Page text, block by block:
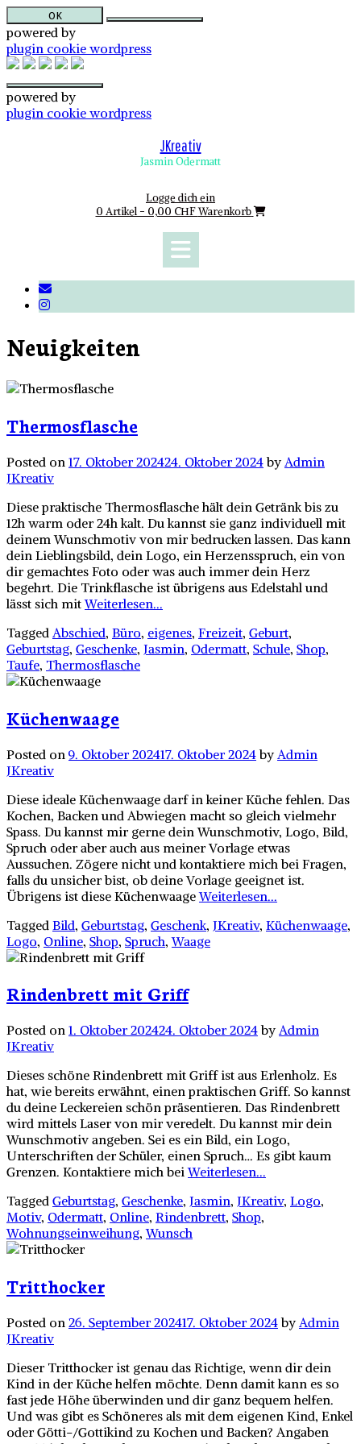
OK
powered by
plugin cookie wordpress
powered by
plugin cookie wordpress
JKreativ
Jasmin Odermatt
Logge dich ein
0 Artikel - 0,00 CHFWarenkorb
Neuigkeiten
Thermosflasche
Posted on 17. Oktober 202424. Oktober 2024by Admin
JKreativ
Diese praktische Thermosflasche hält dein Getränk bis zu
12h warm oder 24h kalt. Du kannst sie ganz individuell mit
deinem Wunschmotiv von mir bedrucken lassen. Das kann
dein Lieblingsbild, dein Logo, ein Herzensspruch, ein von
dir gemachtes Foto oder was auch immer dein Herz
begehrt. Die Trinkflasche ist übrigens aus Edelstahl und
lässt sich mitWeiterlesen...
Tagged Abschied, Büro, eigenes, Freizeit, Geburt,
Geburtstag, Geschenke, Jasmin, Odermatt, Schule, Shop,
Taufe, Thermosflasche
Küchenwaage
Posted on 9. Oktober 202417. Oktober 2024by Admin
JKreativ
Diese ideale Küchenwaage darf in keiner Küche fehlen. Das
Kochen, Backen und Abwiegen macht so gleich vielmehr
Spass. Du kannst mir gerne dein Wunschmotiv, Logo, Bild,
Spruch oder aber auch aus meiner Vorlage etwas
Aussuchen. Zögere nicht und kontaktiere mich bei Fragen,
falls du unsicher bist, ob deine Vorlage geeignet ist.
Übrigens ist diese KüchenwaageWeiterlesen...
Tagged Bild, Geburtstag, Geschenk, JKreativ, Küchenwaage,
Logo, Online, Shop, Spruch,Waage
Rindenbrett mit Griff
Posted on 1. Oktober 202424. Oktober 2024by Admin
JKreativ
Dieses schöne Rindenbrett mit Griff ist aus Erlenholz. Es
hat, wie bereits erwähnt, einen praktischen Griff. So kannst
du deine Leckereien schön präsentieren. Das Rindenbrett
wird mittels Laser von mir veredelt. Du kannst mir dein
Wunschmotiv angeben. Sei es ein Bild, ein Logo,
Unterschriften der Schüler, einen Spruch… Es gibt kaum
Grenzen. Kontaktiere mich beiWeiterlesen...
Tagged Geburtstag, Geschenke, Jasmin, JKreativ, Logo,
Motiv, Odermatt, Online, Rindenbrett, Shop,
Wohnungseinweihung,Wunsch
Tritthocker
Posted on 26. September 202417. Oktober 2024by Admin
JKreativ
Dieser Tritthocker ist genau das Richtige, wenn dir dein
Kind in der Küche helfen möchte. Denn damit kann es so
fast jede Höhe überwinden und dir ganz bequem helfen.
Und was gibt es Schöneres als mit dem eigenen Kind, Enkel
oder Götti-/Gottikind zu Kochen und Backen? Angaben